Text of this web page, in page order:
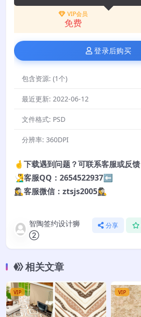
VIP会员
免费
登录后购买
包含资源: (1个)
最近更新: 2022-06-12
文件格式: PSD
分辨率: 360DPI
🤞下载遇到问题？可联系客服或反
🧏‍♂️客服QQ：2654522937⬅️
🕵️‍♀️客服微信：ztsjs2005🕵️‍♀️
智陶签约设计狮
②
分享
相关文章
VIP VIP